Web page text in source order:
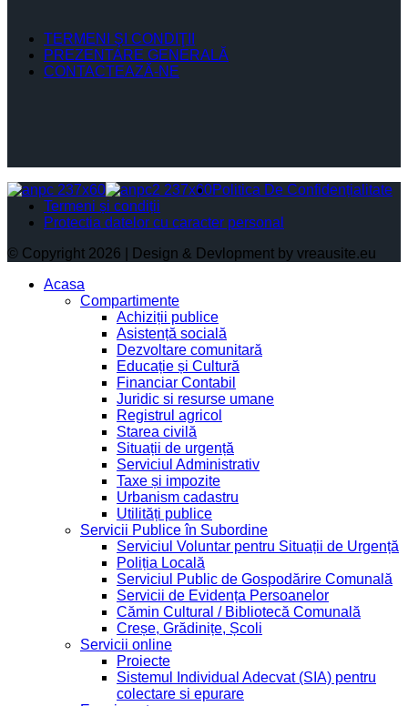
TERMENI ŞI CONDIŢII
PREZENTARE GENERALĂ
CONTACTEAZĂ-NE
Politica De Confidențialitate
Termeni și condiții
Protectia datelor cu caracter personal
© Copyright 2026 | Design & Devlopment by vreausite.eu
Acasa
Compartimente
Achiziții publice
Asistență socială
Dezvoltare comunitară
Educație și Cultură
Financiar Contabil
Juridic si resurse umane
Registrul agricol
Starea civilă
Situații de urgență
Serviciul Administrativ
Taxe și impozite
Urbanism cadastru
Utilități publice
Servicii Publice în Subordine
Serviciul Voluntar pentru Situații de Urgență
Poliția Locală
Serviciul Public de Gospodărire Comunală
Servicii de Evidența Persoanelor
Cămin Cultural / Bibliotecă Comunală
Creșe, Grădinițe, Școli
Servicii online
Proiecte
Sistemul Individual Adecvat (SIA) pentru
colectare si epurare